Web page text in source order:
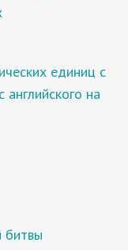
единиц с
на
битвы